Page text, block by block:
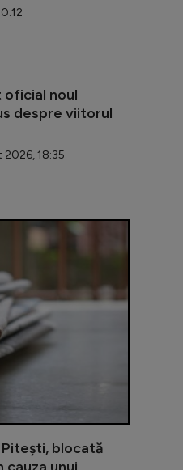
oficial noul
despre viitorul
18:35
portal online
blocată
cauza unui